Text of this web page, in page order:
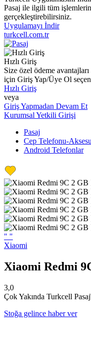
Pasaj ile ilgili tüm
gerçekleştirebilirsiniz.
Uygulamayı İndir
turkcell.com.tr
Hızlı Giriş
Size özel ödeme
için Giriş Yap/Üye Ol
Hızlı Giriş
veya
Giriş Yapmadan Devam Et
Kurumsal Yetkili Girişi
Pasaj
Cep Telefonu-
Android Telefonlar
" "
Xiaomi
Xiaomi Redmi
3,0
Çok Yakında Turkcell
Stoğa gelince haber ver